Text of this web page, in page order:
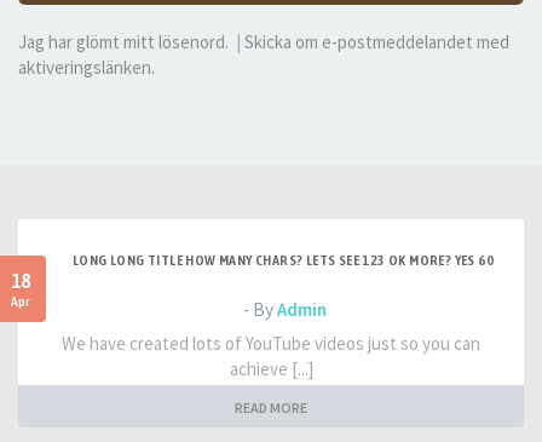
Jag har glömt mitt lösenord.
Skicka om e-postmeddelandet med
aktiveringslänken.
18
Apr
LONG LONG TITLE HOW MANY CHARS? LETS SEE 123 OK MORE? YES 60
- ByAdmin
We have created lots of YouTube videos just so you can
achieve [...]
READ MORE